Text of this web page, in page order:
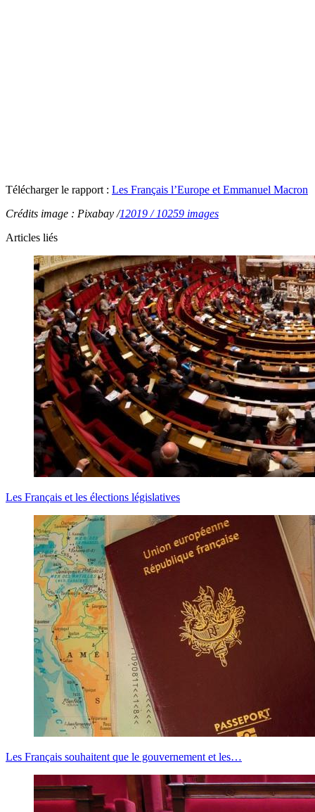
Télécharger le rapport : Les Français l’Europe et Emmanuel Macron
Crédits image : Pixabay /12019 / 10259 images
Articles liés
Les Français et les élections législatives
Les Français souhaitent que le gouvernement et les…